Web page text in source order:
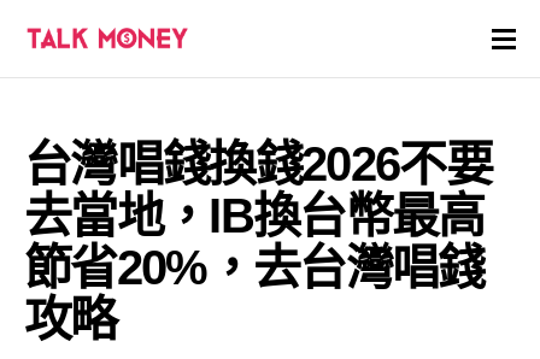
證券商評價
各種投資產品戶口
信用卡
台灣唱錢換錢2026不要
去當地，IB換台幣最高
節省20%，去台灣唱錢
攻略